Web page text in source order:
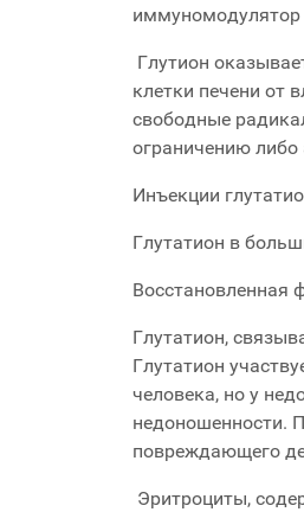
иммуномодулятор
Глутион
клетки печени от
свободные
ограничению либо
Инъекции
Глутатион в
Восстановленная
Глутатион,
Глутатион
человека, но у
недоношенности.
повреждающего
Эритроциты,